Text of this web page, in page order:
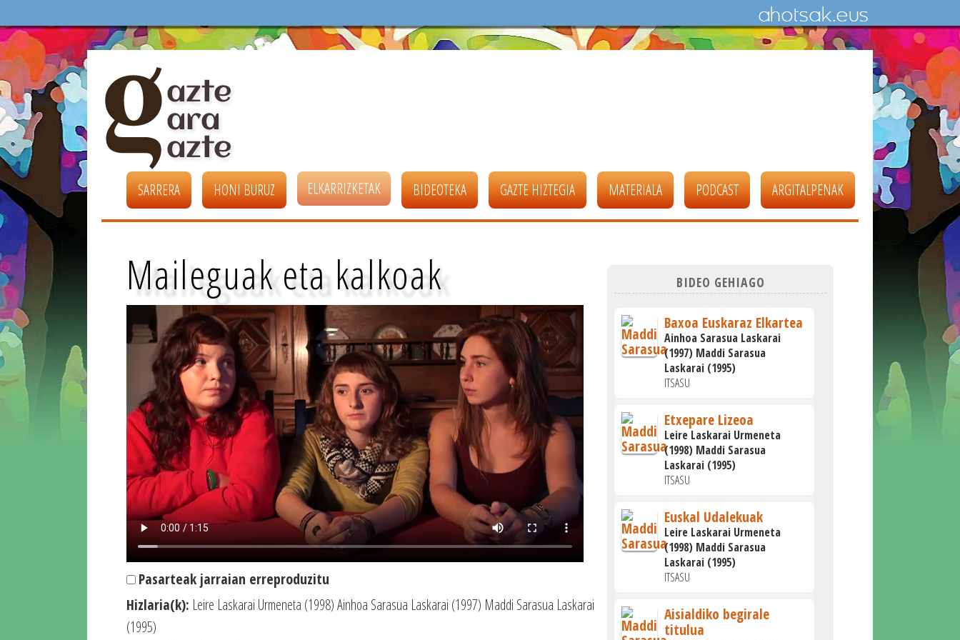
SARRERA HONI BURUZ ELKARRIZKETAK BIDEOTEKA GAZTE HIZTEGIA MATERIALA PODCAST ARGITALPENAK
Maileguak eta kalkoak
Pasarteak jarraian erreproduzitu
Hizlaria(k): Leire Laskarai Urmeneta (1998) Ainhoa Sarasua Laskarai (1997) Maddi Sarasua Laskarai
(1995)
BIDEO GEHIAGO
Baxoa Euskaraz Elkartea
Ainhoa Sarasua Laskarai
(1997) Maddi Sarasua
Laskarai (1995)
ITSASU
Etxepare Lizeoa
Leire Laskarai Urmeneta
(1998) Maddi Sarasua
Laskarai (1995)
ITSASU
Euskal Udalekuak
Leire Laskarai Urmeneta
(1998) Maddi Sarasua
Laskarai (1995)
ITSASU
Aisialdiko begirale
titulua